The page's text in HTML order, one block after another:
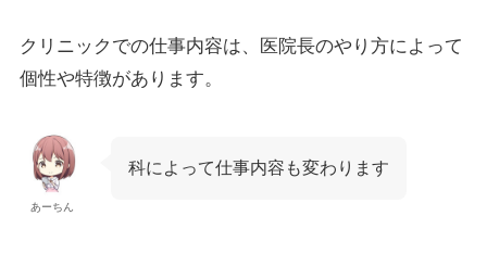
クリニックでの仕事内容は、医院長のやり方によって
個性や特徴があります。
あーちん
科によって仕事内容も変わります